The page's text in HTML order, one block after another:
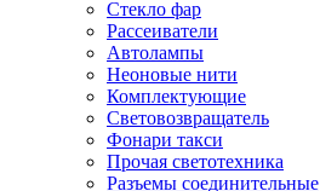
Стекло фар
Рассеиватели
Автолампы
Неоновые нити
Комплектующие
Световозвращатель
Фонари такси
Прочая светотехника
Разъемы соединительные